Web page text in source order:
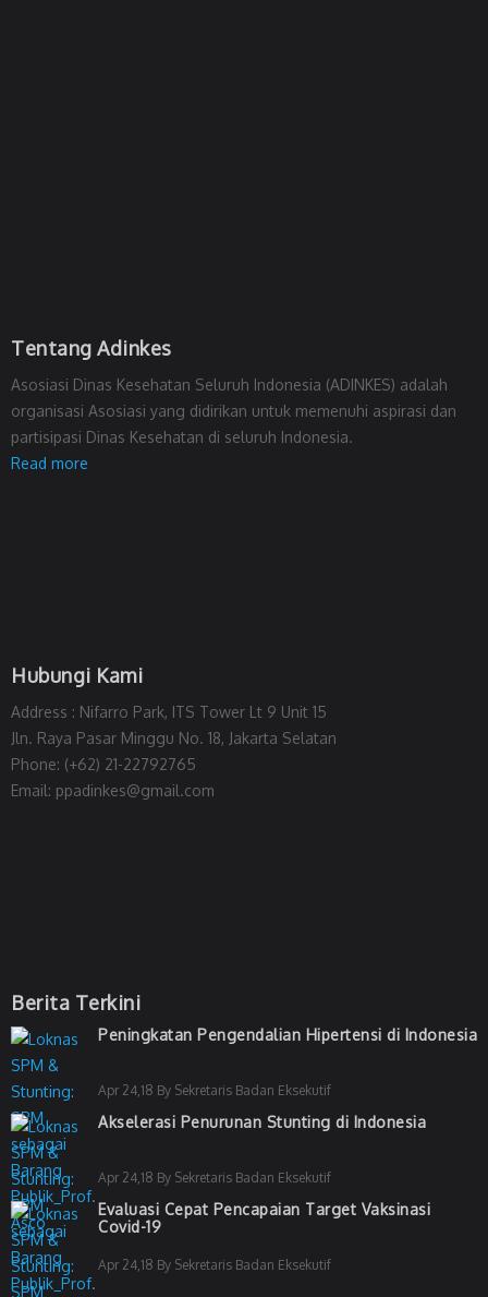
Tentang Adinkes
Asosiasi Dinas Kesehatan Seluruh Indonesia (ADINKES) adalah
organisasi Asosiasi yang didirikan untuk memenuhi aspirasi dan
partisipasi Dinas Kesehatan di seluruh Indonesia.
Read more
Hubungi Kami
Address : Nifarro Park, ITS Tower Lt 9 Unit 15
Jln. Raya Pasar Minggu No. 18, Jakarta Selatan
Phone: (+62) 21-22792765
Email: ppadinkes@gmail.com
Berita Terkini
Peningkatan Pengendalian Hipertensi di Indonesia
Apr 24,18 By Sekretaris Badan Eksekutif
Akselerasi Penurunan Stunting di Indonesia
Apr 24,18 By Sekretaris Badan Eksekutif
Evaluasi Cepat Pencapaian Target Vaksinasi
Covid-19
Apr 24,18 By Sekretaris Badan Eksekutif